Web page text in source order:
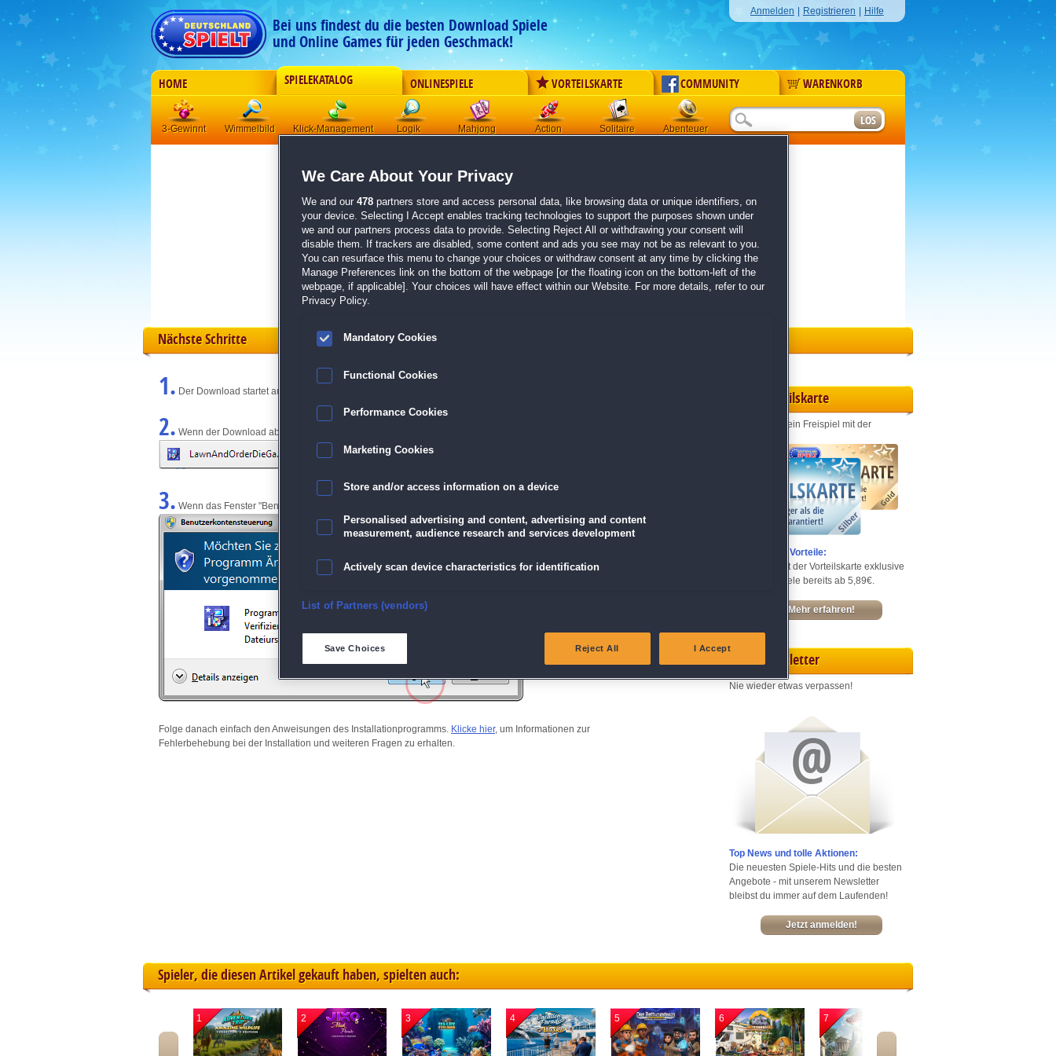
Bei uns findest du die besten Download Spiele
und Online Games für jeden Geschmack!
Anmelden Registrieren Hilfe
HOME SPIELEKATALOG ONLINESPIELE VORTEILSKARTE COMMUNITY WARENKORB
3-Gewinnt Wimmelbild Klick-Management Logik Mahjong Action Solitaire Abenteuer
Der Download wird automatisch gestartet für:
Secret City: Mysteriöse Sammlung
Größe 740.6 MB
Einen Moment bitte, dein Spiel wird in5 Sekundenbereitgestellt...
Falls der Download nicht automatisch startet,klicke bitte hier.
Zurück zur Gamepage
Nächste Schritte
1. Der Download startet automatisch und wird am unteren Rand des Browserfensters angezeigt.
2. Wenn der Download abgeschlossen ist, klicke einfach auf die Datei.
3. Wenn das Fenster "Benutzerkontensteuerung" angezeigt wird, klicke auf "Ja" (Bei Windows Vista "Fortsetzen").
Folge danach einfach den Anweisungen des Installationprogramms. Klicke hier, um Informationen zur
Fehlerbehebung bei der Installation und weiteren Fragen zu erhalten.
Vorteilskarte
Jeden Monat ein Freispiel mit der
Entdecke die Vorteile:
Sichere dir mit der Vorteilskarte exklusive
Rabatte – Spiele bereits ab 5,89€.
Mehr erfahren!
Newsletter
Nie wieder etwas verpassen!
Top News und tolle Aktionen:
Die neuesten Spiele-Hits und die besten
Angebote - mit unserem Newsletter
bleibst du immer auf dem Laufenden!
Jetzt anmelden!
Spieler, die diesen Artikel gekauft haben, spielten auch:
1 2 3 4 5 6 7
We Care About Your Privacy
We and our 478 partners store and access personal data, like browsing data or unique identifiers, on
your device. Selecting I Accept enables tracking technologies to support the purposes shown under
we and our partners process data to provide. Selecting Reject All or withdrawing your consent will
disable them. If trackers are disabled, some content and ads you see may not be as relevant to you.
You can resurface this menu to change your choices or withdraw consent at any time by clicking the
Manage Preferences link on the bottom of the webpage [or the floating icon on the bottom-left of the
webpage, if applicable]. Your choices will have effect within our Website. For more details, refer to our
Privacy Policy.
Mandatory Cookies
Functional Cookies
Performance Cookies
Marketing Cookies
Store and/or access information on a device
Personalised advertising and content, advertising and content
measurement, audience research and services development
Actively scan device characteristics for identification
Ensure security, prevent and detect fraud, and fix errors
Match and combine data from other data sources
List of Partners (vendors)
Save Choices Reject All I Accept